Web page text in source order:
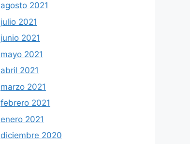
agosto 2021
julio 2021
junio 2021
mayo 2021
abril 2021
marzo 2021
febrero 2021
enero 2021
diciembre 2020